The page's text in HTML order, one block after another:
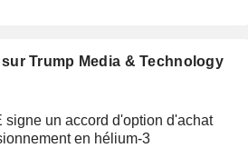
Trump Media & Technology
signe un accord d'option d'achat
en hélium-3